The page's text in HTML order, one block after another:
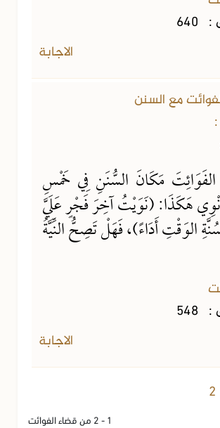
:
640
الاجابة
مع السنن
مَكَانَ السُّنَنِ فِي خَمْسِ
هَكَذَا: (نَوَيْتُ آخِرَ فَجْرٍ عَلَيَّ
الوَقْتِ أَدَاءً)، فَهَلْ تَصِحُّ النِّيَّةُ
:
548
الاجابة
2
1 - 2 من قضاء الفوائت